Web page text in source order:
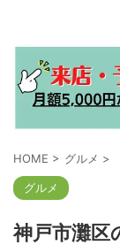
HOME > グルメ >
グルメ
神戸市灘区